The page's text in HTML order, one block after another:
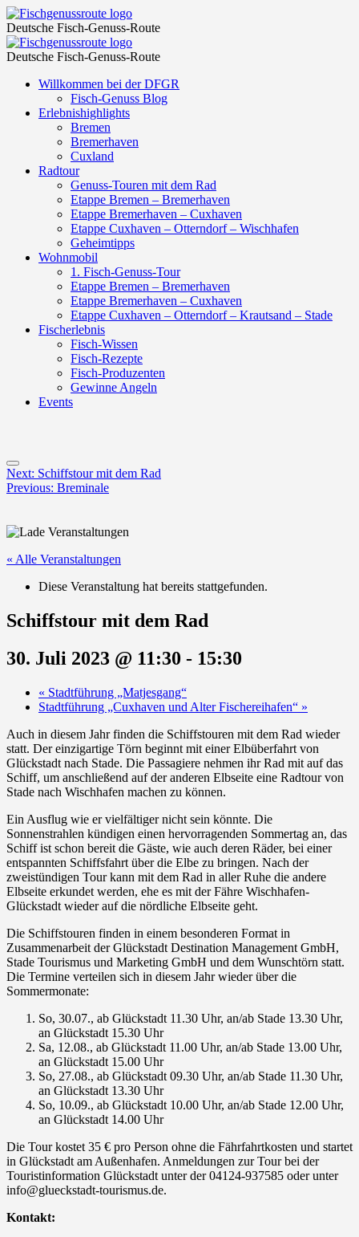
Schiffstour
mit
dem
Rad
Fischgenussroute
Fischgenussroute
Deutsche Fisch-Genuss-Route
Schiffstour
mit
dem
Rad
Fischgenussroute
Fischgenussroute
Deutsche Fisch-Genuss-Route
Skip
content
Willkommen bei der DFGR
Fisch-Genuss Blog
Erlebnishighlights
Bremen
Bremerhaven
Cuxland
Radtour
Genuss-Touren mit dem Rad
Etappe Bremen – Bremerhaven
Etappe Bremerhaven – Cuxhaven
Etappe Cuxhaven – Otterndorf – Wischhafen
Geheimtipps
Wohnmobil
1. Fisch-Genuss-Tour
Etappe Bremen – Bremerhaven
Etappe Bremerhaven – Cuxhaven
Etappe Cuxhaven – Otterndorf – Krautsand – Stade
Fischerlebnis
Fisch-Wissen
Fisch-Rezepte
Fisch-Produzenten
Gewinne Angeln
Events
Menu
Post
navigation
Next: Schiffstour mit dem Rad
Previous: Breminale
« Alle Veranstaltungen
Diese Veranstaltung hat bereits stattgefunden.
Schiffstour mit dem Rad
30. Juli 2023 @ 11:30 - 15:30
« Stadtführung „Matjesgang“
Stadtführung „Cuxhaven und Alter Fischereihafen“ »
Auch in diesem Jahr finden die Schiffstouren mit dem Rad wieder
statt. Der einzigartige Törn beginnt mit einer Elbüberfahrt von
Glückstadt nach Stade. Die Passagiere nehmen ihr Rad mit auf das
Schiff, um anschließend auf der anderen Elbseite eine Radtour von
Stade nach Wischhafen machen zu können.
Ein Ausflug wie er vielfältiger nicht sein könnte. Die
Sonnenstrahlen kündigen einen hervorragenden Sommertag an, das
Schiff ist schon bereit die Gäste, wie auch deren Räder, bei einer
entspannten Schiffsfahrt über die Elbe zu bringen. Nach der
zweistündigen Tour kann mit dem Rad in aller Ruhe die andere
Elbseite erkundet werden, ehe es mit der Fähre Wischhafen-
Glückstadt wieder auf die nördliche Elbseite geht.
Die Schiffstouren finden in einem besonderen Format in
Zusammenarbeit der Glückstadt Destination Management GmbH,
Stade Tourismus und Marketing GmbH und dem Wunschtörn statt.
Die Termine verteilen sich in diesem Jahr wieder über die
Sommermonate:
So, 30.07., ab Glückstadt 11.30 Uhr, an/ab Stade 13.30 Uhr,
an Glückstadt 15.30 Uhr
Sa, 12.08., ab Glückstadt 11.00 Uhr, an/ab Stade 13.00 Uhr,
an Glückstadt 15.00 Uhr
So, 27.08., ab Glückstadt 09.30 Uhr, an/ab Stade 11.30 Uhr,
an Glückstadt 13.30 Uhr
So, 10.09., ab Glückstadt 10.00 Uhr, an/ab Stade 12.00 Uhr,
an Glückstadt 14.00 Uhr
Die Tour kostet 35 € pro Person ohne die Fährfahrtkosten und startet
in Glückstadt am Außenhafen. Anmeldungen zur Tour bei der
Touristinformation Glückstadt unter der 04124-937585 oder unter
info@glueckstadt-tourismus.de.
Kontakt: